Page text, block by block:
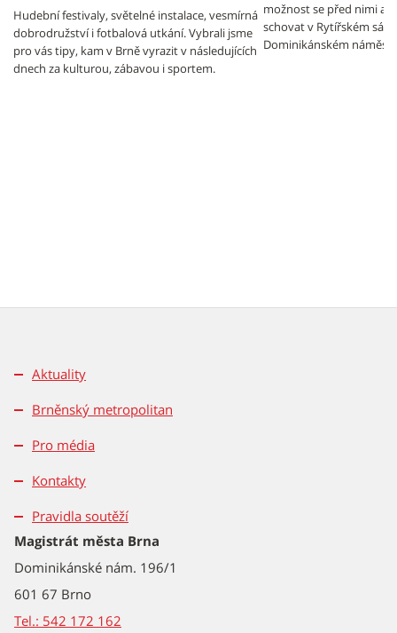
Hudební festivaly, světelné instalace, vesmírná
dobrodružství i fotbalová utkání. Vybrali jsme
pro vás tipy, kam v Brně vyrazit v následujících
dnech za kulturou, zábavou i sportem.
možnost se před nimi
schovat v Rytířském
Dominikánském náměstí.
Aktuality
Brněnský metropolitan
Pro média
Kontakty
Pravidla soutěží
Magistrát města Brna
Dominikánské nám. 196/1
601 67 Brno
Tel.: 542 172 162